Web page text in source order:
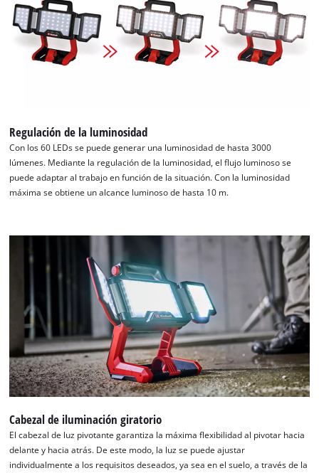
cargar el servicio Google Maps!
This content is not permitted to load due
to trackers that are not disclosed to the
visitor. The website owner needs to setup
Management Platform
Regulación de la luminosidad
Con los 60 LEDs se puede generar una luminosidad de hasta 3000
lúmenes. Mediante la regulación de la luminosidad, el flujo luminoso se
puede adaptar al trabajo en función de la situación. Con la luminosidad
máxima se obtiene un alcance luminoso de hasta 10 m.
Cabezal de iluminación giratorio
El cabezal de luz pivotante garantiza la máxima flexibilidad al pivotar hacia
delante y hacia atrás. De este modo, la luz se puede ajustar
individualmente a los requisitos deseados, ya sea en el suelo, a través de la